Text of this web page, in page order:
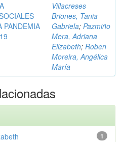
PANDEMIA
Villacreses
Briones, Tania
Gabriela; Pazmiño
Mera, Adriana
Elizabeth; Roben
Moreira, Angélica
María
1